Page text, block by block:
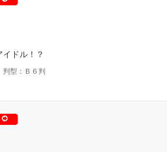
ドル！？
判型：Ｂ６判